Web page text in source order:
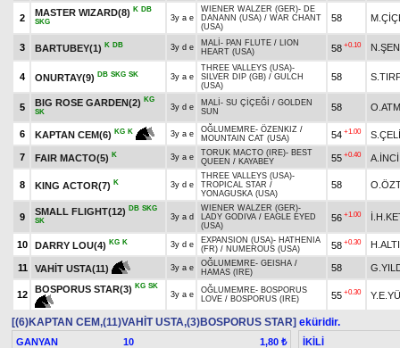
2
MASTER WIZARD(8) K DB
SKG
3y a e
WIENER WALZER (GER)- DE
DANANN (USA) / WAR CHANT
(USA)
58
3 BARTUBEY(1) K DB 3y d e MALİ - PAN FLUTE / LION
HEART (USA)
58 +0.10 N.ŞEN
4 ONURTAY(9) DB SKG SK 3y a e
THREE VALLEYS (USA)-
SILVER DIP (GB) / GULCH
(USA)
58
5 BIG ROSE GARDEN(2) KG
SK
3y d e MALİ - SU ÇİÇEĞİ / GOLDEN
SUN
58
6 KAPTAN CEM(6) KG K 3y a e OĞLUMEMRE- ÖZENKIZ /
MOUNTAIN CAT (USA)
54 +1.00
7 FAIR MACTO(5) K 3y a e TORUK MACTO (IRE)- BEST
QUEEN / KAYABEY 55 +0.40 A.İNCİ
8 KING ACTOR(7) K 3y d e
THREE VALLEYS (USA)-
TROPICAL STAR /
YONAGUSKA (USA)
58
9
SMALL FLIGHT(12) DB SKG
SK
3y a d
WIENER WALZER (GER)-
LADY GODIVA / EAGLE EYED
(USA)
56 +1.00
10 DARRY LOU(4) KG K 3y d e EXPANSION (USA)- HATHENIA
(FR) / NUMEROUS (USA) 58 +0.30
11 VAHİT USTA(11) 3y a e OĞLUMEMRE- GEISHA /
HAMAS (IRE)
58
12
BOSPORUS STAR(3) KG SK
3y a e OĞLUMEMRE- BOSPORUS
LOVE / BOSPORUS (IRE) 55 +0.30
[(6)KAPTAN CEM,(11)VAHİT USTA,(3)BOSPORUS STAR] eküridir.
GANYAN 10 1,80 ₺
İKİLİ